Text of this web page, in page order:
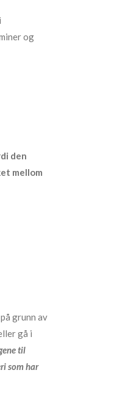
og
den
mellom
grunn av
gå i
til
som har